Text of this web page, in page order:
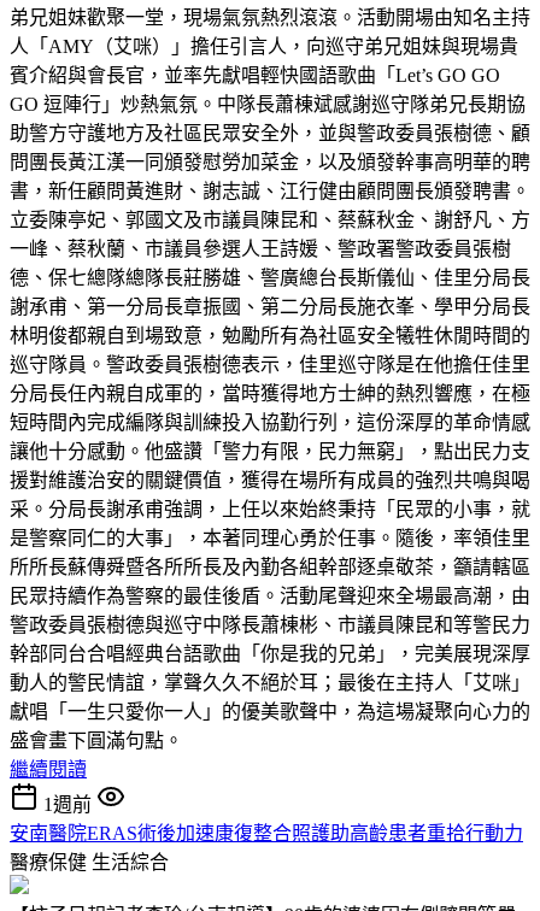
弟兄姐妹歡聚一堂，現場氣氛熱烈滾滾。活動開場由知名主持
人「AMY（艾咪）」擔任引言人，向巡守弟兄姐妹與現場貴
賓介紹與會長官，並率先獻唱輕快國語歌曲「Let’s GO GO
GO 逗陣行」炒熱氣氛。中隊長蕭棟斌感謝巡守隊弟兄長期協
助警方守護地方及社區民眾安全外，並與警政委員張樹德、顧
問團長黃江漢一同頒發慰勞加菜金，以及頒發幹事高明華的聘
書，新任顧問黃進財、謝志誠、江行健由顧問團長頒發聘書。
立委陳亭妃、郭國文及市議員陳昆和、蔡蘇秋金、謝舒凡、方
一峰、蔡秋蘭、市議員參選人王詩媛、警政署警政委員張樹
德、保七總隊總隊長莊勝雄、警廣總台長斯儀仙、佳里分局長
謝承甫、第一分局長章振國、第二分局長施衣峯、學甲分局長
林明俊都親自到場致意，勉勵所有為社區安全犧牲休閒時間的
巡守隊員。警政委員張樹德表示，佳里巡守隊是在他擔任佳里
分局長任內親自成軍的，當時獲得地方士紳的熱烈響應，在極
短時間內完成編隊與訓練投入協勤行列，這份深厚的革命情感
讓他十分感動。他盛讚「警力有限，民力無窮」，點出民力支
援對維護治安的關鍵價值，獲得在場所有成員的強烈共鳴與喝
采。分局長謝承甫強調，上任以來始終秉持「民眾的小事，就
是警察同仁的大事」，本著同理心勇於任事。隨後，率領佳里
所所長蘇傳舜暨各所所長及內勤各組幹部逐桌敬茶，籲請轄區
民眾持續作為警察的最佳後盾。活動尾聲迎來全場最高潮，由
警政委員張樹德與巡守中隊長蕭棟彬、市議員陳昆和等警民力
幹部同台合唱經典台語歌曲「你是我的兄弟」，完美展現深厚
動人的警民情誼，掌聲久久不絕於耳；最後在主持人「艾咪」
獻唱「一生只愛你一人」的優美歌聲中，為這場凝聚向心力的
盛會畫下圓滿句點。
繼續閱讀
1週前
安南醫院ERAS術後加速康復整合照護助高齡患者重拾行動力
醫療保健 生活綜合